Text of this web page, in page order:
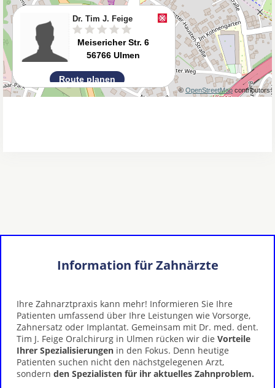
Information für Zahnärzte
Ihre Zahnarztpraxis kann mehr! Informieren Sie Ihre
Patienten umfassend über Ihre Leistungen wie Vorsorge,
Zahnersatz oder Implantat. Gemeinsam mit Dr. med. dent.
Tim J. Feige Oralchirurg in Ulmen rücken wir die Vorteile
Ihrer Spezialisierungen in den Fokus. Denn heutige
Patienten suchen nicht den nächstgelegenen Arzt,
sondern den Spezialisten für ihr aktuelles Zahnproblem.